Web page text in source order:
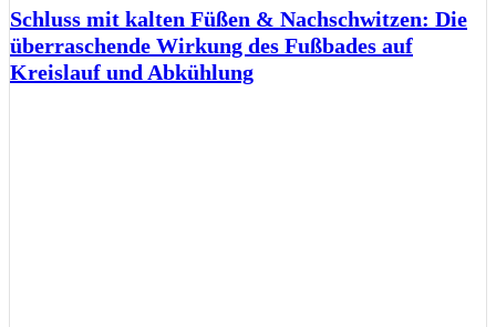
Schluss mit kalten Füßen & Nachschwitzen: Die
überraschende Wirkung des Fußbades auf
Kreislauf und Abkühlung